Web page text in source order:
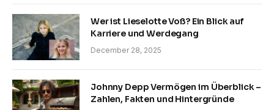
Wer ist Lieselotte Voß? Ein Blick auf
Karriere und Werdegang
December 28, 2025
Johnny Depp Vermögen im Überblick –
Zahlen, Fakten und Hintergründe